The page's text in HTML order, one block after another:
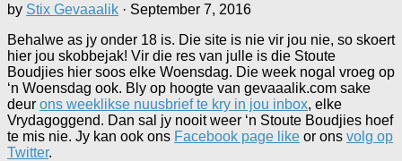
by Stix Gevaaalik · September 7, 2016
Behalwe as jy onder 18 is. Die site is nie vir jou nie, so skoert
hier jou skobbejak! Vir die res van julle is die Stoute
Boudjies hier soos elke Woensdag. Die week nogal vroeg op
‘n Woensdag ook. Bly op hoogte van gevaaalik.com sake
deur ons weeklikse nuusbrief te kry in jou inbox, elke
Vrydagoggend. Dan sal jy nooit weer ‘n Stoute Boudjies hoef
te mis nie. Jy kan ook ons Facebook page like or ons volg op
Twitter.